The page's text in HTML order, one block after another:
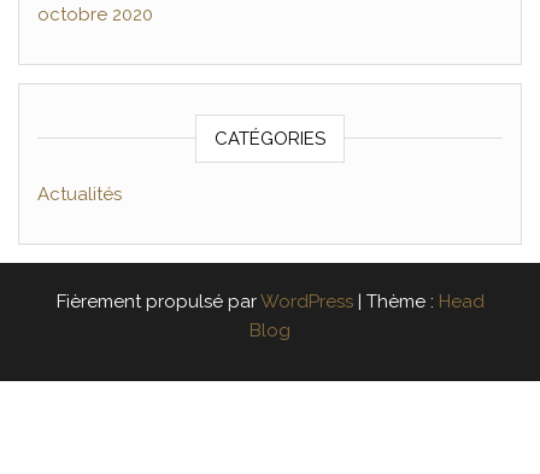
octobre 2020
CATÉGORIES
Actualités
Fièrement propulsé parWordPress Thème : Head
Blog